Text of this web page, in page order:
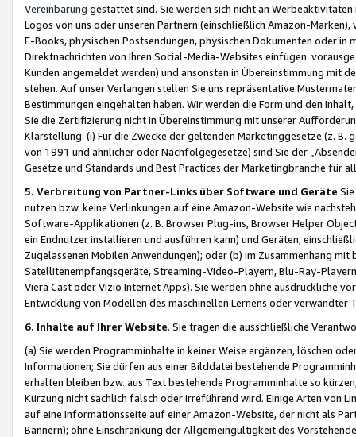
Vereinbarung gestattet sind. Sie werden sich nicht an
Logos von uns oder unseren Partnern (einschließlich Amazon-
E-Books, physischen Postsendungen, physischen Dokumenten oder in
Direktnachrichten von Ihren Social-Media-Websites einfügen.
Kunden angemeldet werden) und ansonsten in Übereinstimmung mit
stehen. Auf unser Verlangen stellen Sie uns repräsentative
Bestimmungen eingehalten haben. Wir werden die Form und den
Sie die Zertifizierung nicht in Übereinstimmung mit unserer
Klarstellung: (i) Für die Zwecke der geltenden Marketinggesetze (z. B.
von 1991 und ähnlicher oder Nachfolgegesetze) sind Sie der
Gesetze und Standards und Best Practices der Marketingbranche für
5. Verbreitung von Partner-Links über Software und Geräte
nutzen bzw. keine Verlinkungen auf eine Amazon-Website wie
Software-Applikationen (z. B. Browser Plug-ins, Browser Helper
ein Endnutzer installieren und ausführen kann) und Geräten,
Zugelassenen Mobilen Anwendungen); oder (b) im Zusammenhang
Satellitenempfangsgeräte, Streaming-Video-Playern, Blu-Ray-
Viera Cast oder Vizio Internet Apps). Sie werden ohne ausdrückliche
Entwicklung von Modellen des maschinellen Lernens oder
6. Inhalte auf Ihrer Website. Sie tragen die ausschließliche
(a) Sie werden Programminhalte in keiner Weise ergänzen, löschen
Informationen; Sie dürfen aus einer Bilddatei bestehende
erhalten bleiben bzw. aus Text bestehende Programminhalte so
Kürzung nicht sachlich falsch oder irreführend wird. Einige Arten von
auf eine Informationsseite auf einer Amazon-Website, der nicht als
Bannern); ohne Einschränkung der Allgemeingültigkeit des